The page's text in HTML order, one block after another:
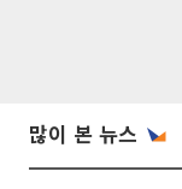
많이 본 뉴스